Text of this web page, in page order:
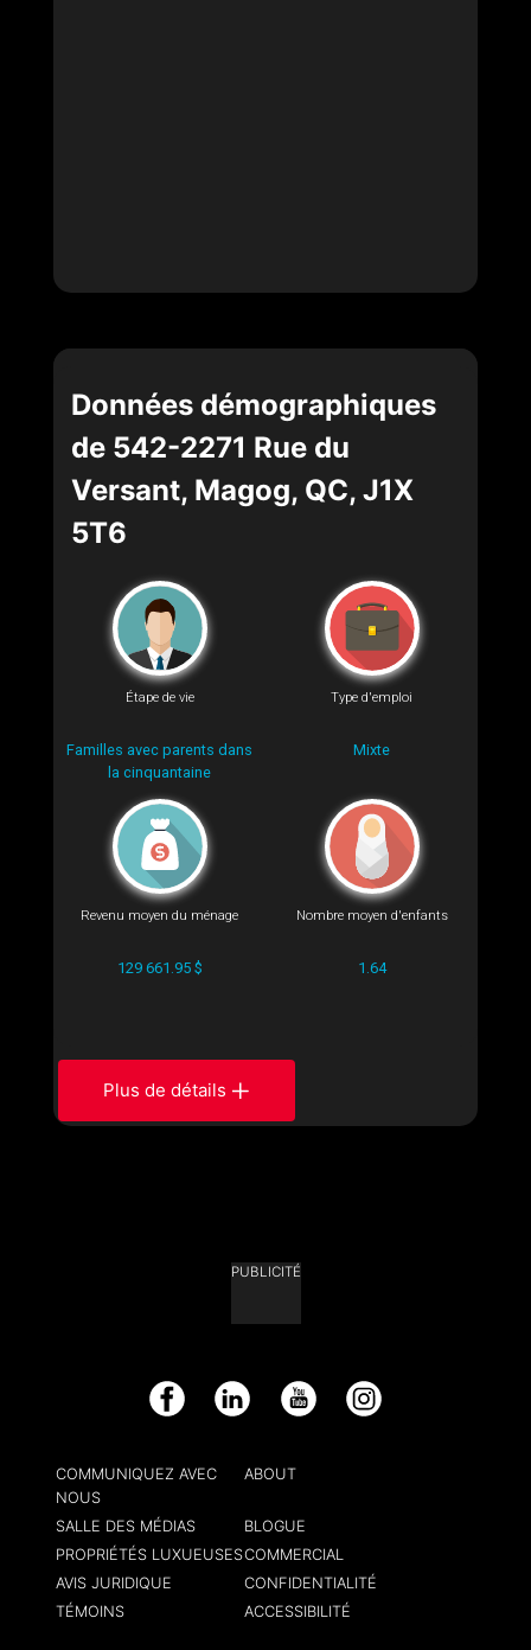
Données démographiques
de 542-2271 Rue du
Versant, Magog, QC, J1X
5T6
Étape de vie
Familles avec parents dans
la cinquantaine
Type d'emploi
Mixte
Revenu moyen du ménage
129 661.95 $
Nombre moyen d'enfants
1.64
Plus de détails
PUBLICITÉ
Facebook LinkedIn YouTube Instagram
COMMUNIQUEZ AVEC
NOUS
ABOUT
SALLE DES MÉDIAS
BLOGUE
PROPRIÉTÉS LUXUEUSESCOMMERCIAL
AVIS JURIDIQUE
CONFIDENTIALITÉ
TÉMOINS
ACCESSIBILITÉ